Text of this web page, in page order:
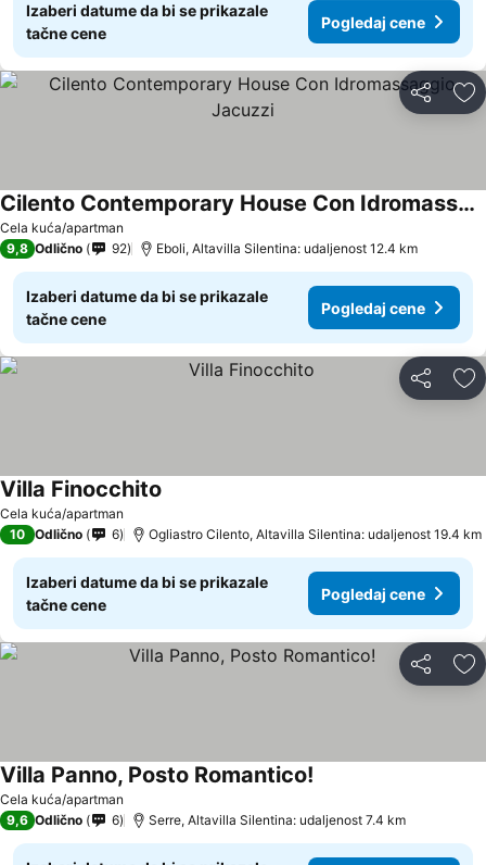
Izaberi datume da bi se prikazale
tačne cene
Pogledaj cene
Deli
Cela kuća/apartman
Cilento Contemporary House Con Idromassaggio Jacuzzi
9,8 Odlično 92 Eboli, Altavilla Silentina: udaljenost 12.4 km
Izaberi datume da bi se prikazale
tačne cene
Pogledaj cene
Deli
Cela kuća/apartman
Villa Finocchito
10 Odlično 6 Ogliastro Cilento, Altavilla Silentina: udaljenost 19.4 km
Izaberi datume da bi se prikazale
tačne cene
Pogledaj cene
Deli
Cela kuća/apartman
Villa Panno, Posto Romantico!
9,6 Odlično 6 Serre, Altavilla Silentina: udaljenost 7.4 km